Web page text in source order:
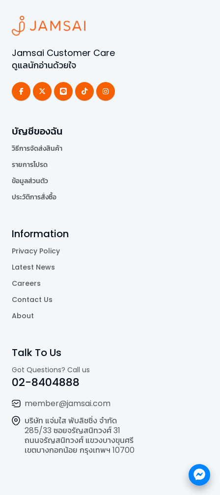
Jamsai Customer Care
ดูแลนักอ่านด้วยใจ
บัญชีของฉัน
วิธีการจัดส่งสินค้า
รายการโปรด
ข้อมูลส่วนตัว
ประวัติการสั่งซื้อ
Information
Privacy Policy
Latest News
Careers
Contact Us
About
Talk To Us
Got Questions? Call us
02-8404888
member@jamsai.com
บริษัท แจ่มใส พับลิชชิ่ง จำกัด
285/33 ซอยจรัญสนิทวงศ์ 31
ถนนจรัญสนิทวงศ์ แขวงบางขุนศรี
เขตบางกอกน้อย กรุงเทพฯ 10700